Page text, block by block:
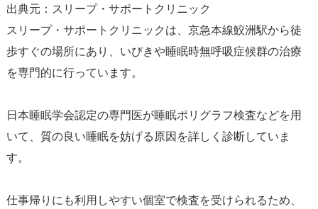
出典元：スリープ・サポートクリニック
スリープ・サポートクリニックは、京急本線鮫洲駅から徒
歩すぐの場所にあり、いびきや睡眠時無呼吸症候群の治療
を専門的に行っています。
日本睡眠学会認定の専門医が睡眠ポリグラフ検査などを用
いて、質の良い睡眠を妨げる原因を詳しく診断していま
す。
仕事帰りにも利用しやすい個室で検査を受けられるため、